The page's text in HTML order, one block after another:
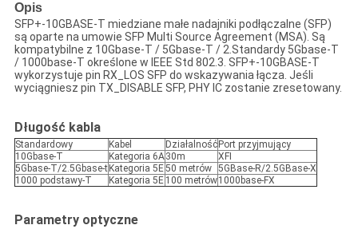
Opis
SFP+-10GBASE-T miedziane małe nadajniki podłączalne (SFP)
są oparte na umowie SFP Multi Source Agreement (MSA). Są
kompatybilne z 10Gbase-T / 5Gbase-T / 2.Standardy 5Gbase-T
/ 1000base-T określone w IEEE Std 802.3. SFP+-10GBASE-T
wykorzystuje pin RX_LOS SFP do wskazywania łącza. Jeśli
wyciągniesz pin TX_DISABLE SFP, PHY IC zostanie zresetowany.
Długość kabla
Standardowy Kabel Działalność Port przyjmujący
10Gbase-T
Kategoria 6A30m
XFI
5Gbase-T/2.5Gbase-t Kategoria 5E50 metrów 5GBase-R/2.5GBase-X
1000 podstawy-T
Kategoria 5E 100 metrów1000base-FX
Parametry optyczne